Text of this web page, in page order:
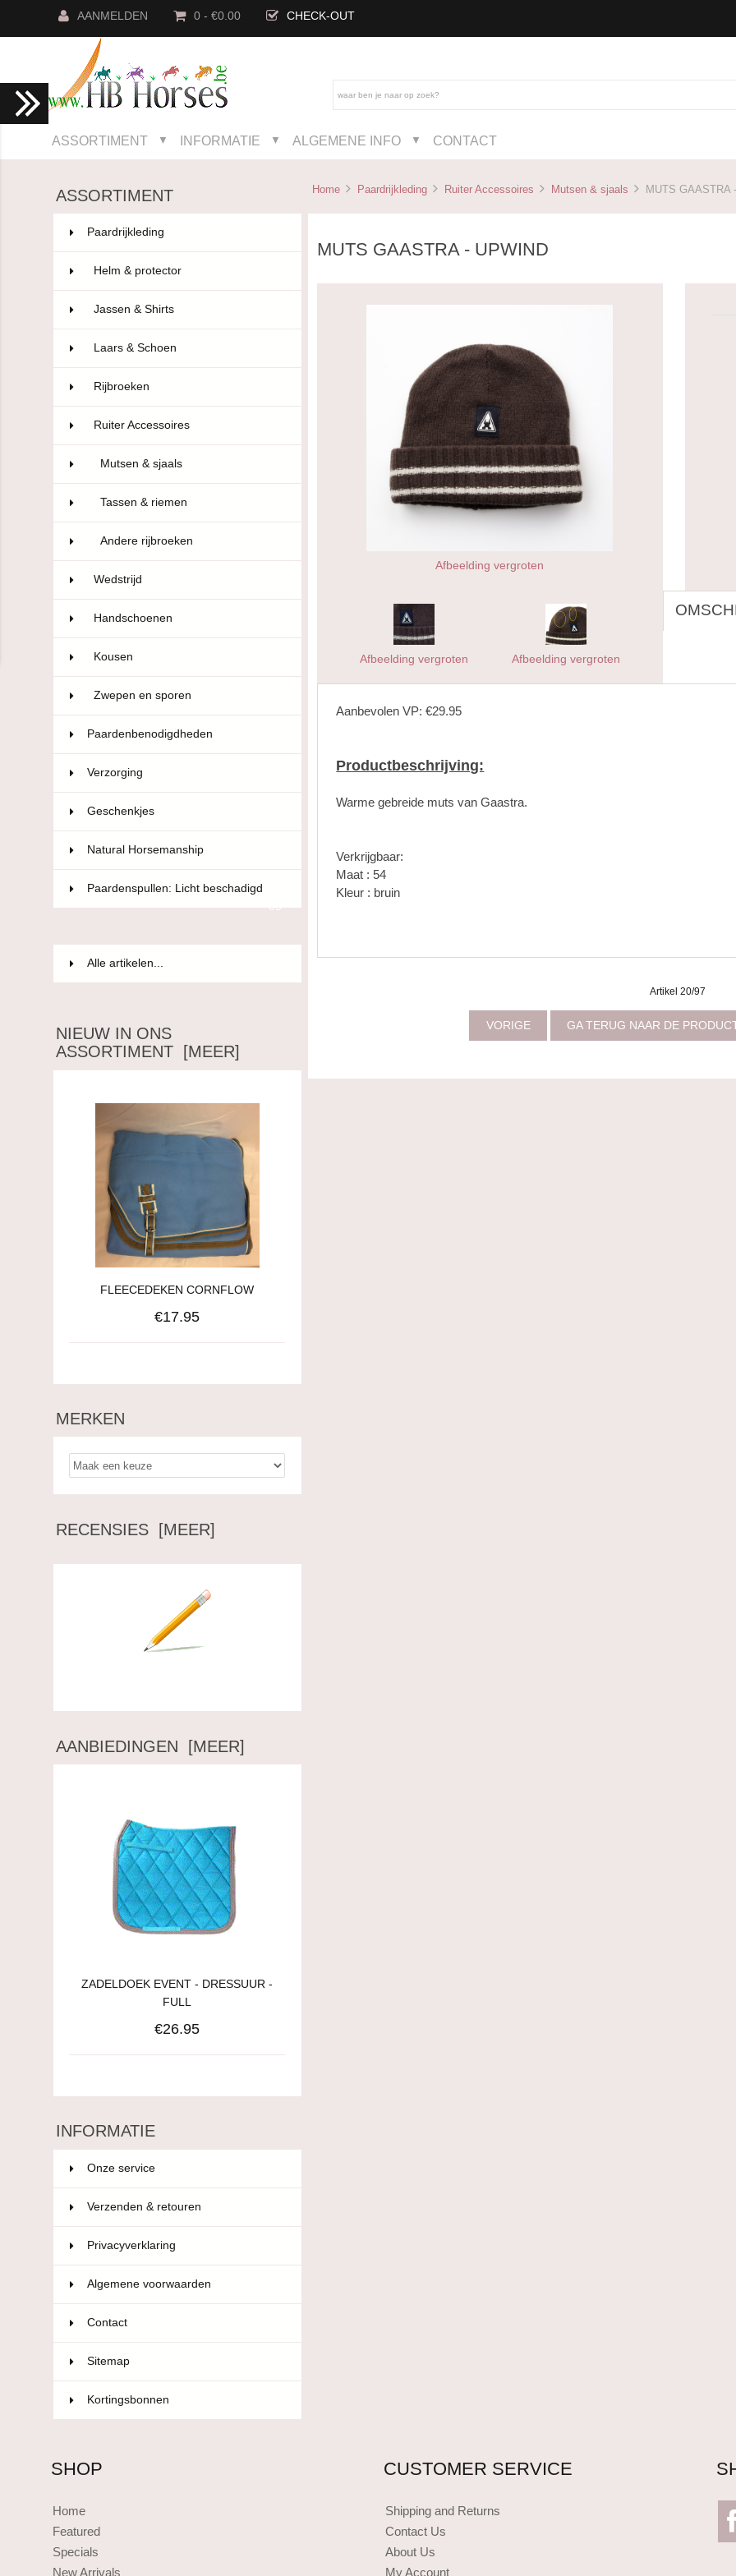
AANMELDEN 0 - €0.00 CHECK-OUT
ASSORTIMENT ▼ INFORMATIE ▼ ALGEMENE INFO ▼ CONTACT
ASSORTIMENT
Paardrijkleding
Helm & protector
Jassen & Shirts
Laars & Schoen
Rijbroeken
Ruiter Accessoires
Mutsen & sjaals
Tassen & riemen
Andere rijbroeken
Wedstrijd
Handschoenen
Kousen
Zwepen en sporen
Paardenbenodigdheden
Verzorging
Geschenkjes
Natural Horsemanship
Paardenspullen: Licht beschadigd
85
Alle artikelen...
NIEUW IN ONS
ASSORTIMENT [MEER]
FLEECEDEKEN CORNFLOW
€17.95
MERKEN
RECENSIES [MEER]
AANBIEDINGEN [MEER]
ZADELDOEK EVENT - DRESSUUR -
FULL
€26.95
INFORMATIE
Onze service
Verzenden & retouren
Privacyverklaring
Algemene voorwaarden
Contact
Sitemap
Kortingsbonnen
Home Paardrijkleding Ruiter Accessoires Mutsen & sjaals MUTS GAASTRA
MUTS GAASTRA - UPWIND
Afbeelding vergroten
Afbeelding vergroten Afbeelding vergroten
Aanbevolen VP: €29.95
Productbeschrijving:
Warme gebreide muts van Gaastra.
Verkrijgbaar:
Maat : 54
Kleur : bruin
Artikel 20/97
VORIGE GA TERUG NAAR DE
SHOP
Home
Featured
Specials
New Arrivals
CUSTOMER SERVICE
Shipping and Returns
Contact Us
About Us
My Account